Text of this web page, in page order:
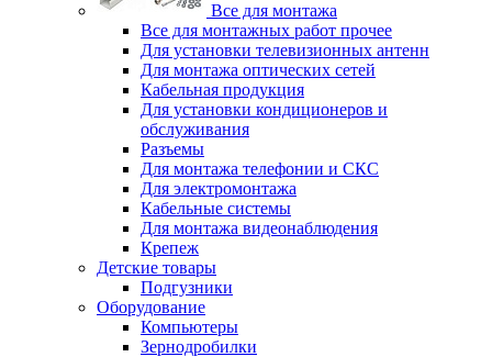
Все для монтажа
Все для монтажных работ прочее
Для установки телевизионных антенн
Для монтажа оптических сетей
Кабельная продукция
Для установки кондиционеров и
обслуживания
Разъемы
Для монтажа телефонии и СКС
Для электромонтажа
Кабельные системы
Для монтажа видеонаблюдения
Крепеж
Детские товары
Подгузники
Оборудование
Компьютеры
Зернодробилки